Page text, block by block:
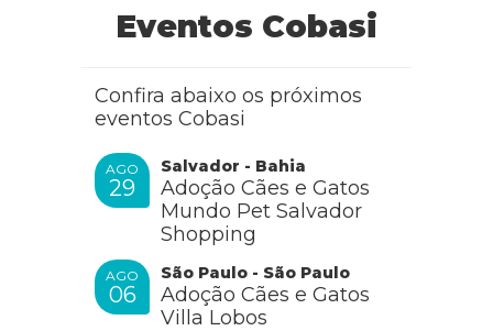
Eventos Cobasi
Confira abaixo os próximos
eventos Cobasi
AGO
29
Salvador - Bahia
Adoção Cães e Gatos
Mundo Pet Salvador
Shopping
AGO
06
São Paulo - São Paulo
Adoção Cães e Gatos
Villa Lobos